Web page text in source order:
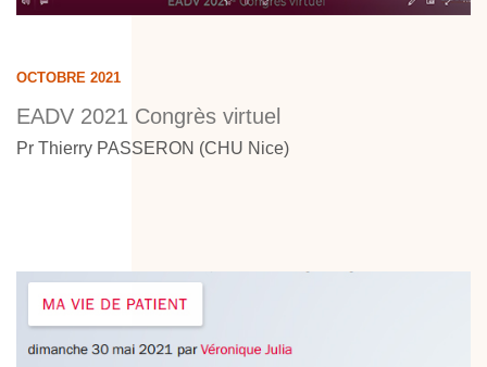
OCTOBRE 2021
EADV 2021 Congrès virtuel
Pr Thierry PASSERON (CHU Nice)